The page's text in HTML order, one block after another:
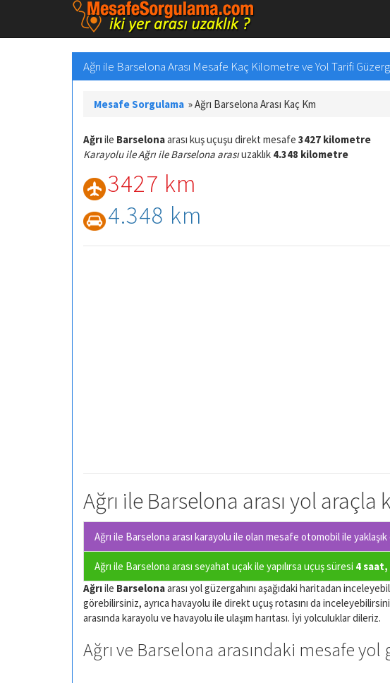
Ağrı ile Barselona Arası Mesafe Kaç Kilometre ve Yol Tarifi
Mesafe Sorgulama »Ağrı Barselona Arası Kaç Km
Ağrıile Barselonaarası kuş uçuşu direkt mesafe 3427 kilometre
Karayolu ile Ağrı ile Barselona arasıuzaklık 4.348 kilometre
3427 km
4.348 km
Ağrı ile Barselona arası yol araçla
Ağrı ile Barselona arası karayolu ile olan mesafe otomobil ile yaklaşık
Ağrı ile Barselona arası seyahat uçak ile yapılırsa uçuş süresi 4
Ağrıile Barselonaarası yol güzergahını aşağıdaki haritadan
görebilirsiniz, ayrıca havayolu ile direkt uçuş rotasını da
arasında karayolu ve havayolu ile ulaşım harıtası. İyi yolculuklar dileriz.
Ağrı ve Barselona arasındaki mesafe yol